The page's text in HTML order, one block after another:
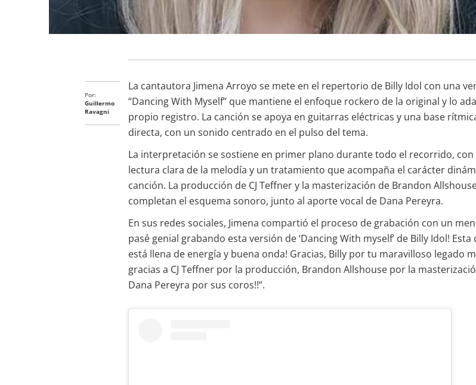
Por:
Guillermo
Ravagni
La cantautora Jimena Arroyo se mete en el repertorio de Billy Idol con una
“Dancing With Myself” que mantiene el enfoque rockero de la original y lo
propio registro. La canción se apoya en guitarras eléctricas y una base
directa, con un sonido centrado en el pulso del tema.
La interpretación se sostiene en primer plano durante todo el recorrido, con
lectura clara de la melodía y un tratamiento que acompaña el carácter
canción. La producción de CJ Teffner y la masterización de Brandon
completan el esquema sonoro, junto al aporte vocal de Dana Pereyra.
En sus redes sociales, Jimena compartió el proceso de grabación con un
pasé genial grabando esta versión de ‘Dancing With myself’ de Billy Idol! Esta
está llena de energía y buena onda! Gracias, Billy por tu maravilloso legado
gracias a CJ Teffner por la producción, Brandon Allshouse por la
Dana Pereyra por sus coros!!”.